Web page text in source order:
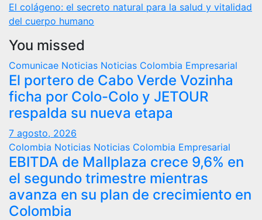
El colágeno: el secreto natural para la salud y vitalidad
del cuerpo humano
You missed
Comunicae Noticias Noticias Colombia Empresarial
El portero de Cabo Verde Vozinha
ficha por Colo-Colo y JETOUR
respalda su nueva etapa
7 agosto, 2026
Colombia Noticias Noticias Colombia Empresarial
EBITDA de Mallplaza crece 9,6% en
el segundo trimestre mientras
avanza en su plan de crecimiento en
Colombia